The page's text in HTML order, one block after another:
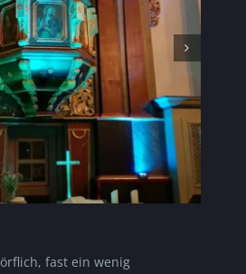
fast ein wenig